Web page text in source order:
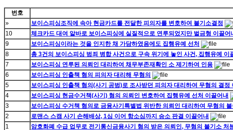
번호
»
보이스피싱조직에 속아 현금카드를 전달한 피의자를 변호하여 불기소결정
10
체크카드 대여 알바로 보이스피싱에 실질적으로 연루되었지만 벌금형 이끌어
9
보이스피싱이라는 것을 인지한 채 가담하였음에도 집행유예 선처
8
총 3건의 보이스피싱 범죄 병합 사건으로 구속 위기에 놓인 사건, 집행유예 이
7
보이스피싱 연루된 의뢰인 대리하여 채무부존재확인 소 제기하여 인용
6
보이스피싱 인출책 혐의 피의자 대리해 무혐의
5
보이스피싱 인출책 혐의(사기 공범)로 조사받던 피의자 대리하여 무혐의 결정
4
보이스피싱 현금수거책(사기) 혐의 의뢰인 변호하여 집행유예 선처 이끌어내
3
보이스피싱 수거책 혐의로 금융사기특별법 위반한 의뢰인 대리하여 무혐의
2
로맨스 스캠 사기 손해배상, 1심 이어 항소심까지 승소 판결 이끌어내
1
암호화폐 수급 업무로 전기통신금융사기 혐의 받은 의뢰인, 무혐의 불기소 처